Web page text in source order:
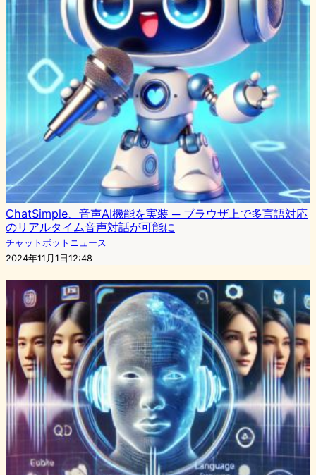
ChatSimple、音声AI機能を実装 ─ ブラウザ上で多言語対応
のリアルタイム音声対話が可能に
チャットボットニュース
2024年11月1日12:48